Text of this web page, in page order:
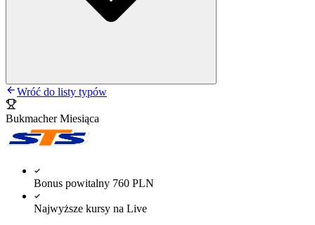
Wróć do listy typów
Bukmacher Miesiąca
Bonus powitalny 760 PLN
Najwyższe kursy na Live